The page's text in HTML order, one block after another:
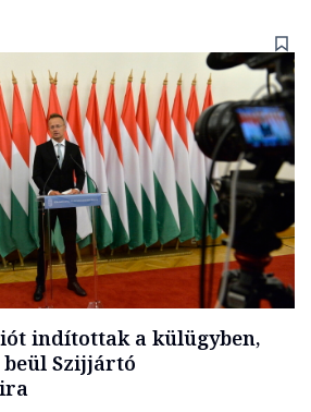
indítottak a külügyben,
beül Szijjártó